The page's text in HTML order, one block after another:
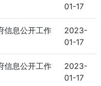
01-17
信息公开工作
2023-
01-17
信息公开工作
2023-
01-17